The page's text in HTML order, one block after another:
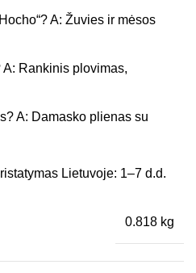
A: Žuvies ir mėsos
Rankinis plovimas,
A: Damasko plienas su
Lietuvoje: 1–7 d.d.
0.818 kg